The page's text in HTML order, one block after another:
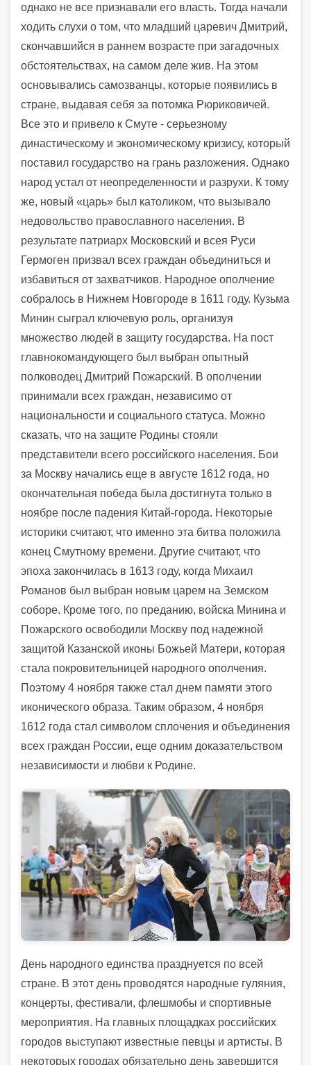
однако не все признавали его власть. Тогда начали
ходить слухи о том, что младший царевич Дмитрий,
скончавшийся в раннем возрасте при загадочных
обстоятельствах, на самом деле жив. На этом
основывались самозванцы, которые появились в
стране, выдавая себя за потомка Рюриковичей.
Все это и привело к Смуте - серьезному
династическому и экономическому кризису, который
поставил государство на грань разложения. Однако
народ устал от неопределенности и разрухи. К тому
же, новый «царь» был католиком, что вызывало
недовольство православного населения. В
результате патриарх Московский и всея Руси
Гермоген призвал всех граждан объединиться и
избавиться от захватчиков. Народное ополчение
собралось в Нижнем Новгороде в 1611 году. Кузьма
Минин сыграл ключевую роль, организуя
множество людей в защиту государства. На пост
главнокомандующего был выбран опытный
полководец Дмитрий Пожарский. В ополчении
принимали всех граждан, независимо от
национальности и социального статуса. Можно
сказать, что на защите Родины стояли
представители всего российского населения. Бои
за Москву начались еще в августе 1612 года, но
окончательная победа была достигнута только в
ноябре после падения Китай-города. Некоторые
историки считают, что именно эта битва положила
конец Смутному времени. Другие считают, что
эпоха закончилась в 1613 году, когда Михаил
Романов был выбран новым царем на Земском
соборе. Кроме того, по преданию, войска Минина и
Пожарского освободили Москву под надежной
защитой Казанской иконы Божьей Матери, которая
стала покровительницей народного ополчения.
Поэтому 4 ноября также стал днем памяти этого
иконического образа. Таким образом, 4 ноября
1612 года стал символом сплочения и объединения
всех граждан России, еще одним доказательством
независимости и любви к Родине.
День народного единства празднуется по всей
стране. В этот день проводятся народные гуляния,
концерты, фестивали, флешмобы и спортивные
мероприятия. На главных площадках российских
городов выступают известные певцы и артисты. В
некоторых городах обязательно день завершится